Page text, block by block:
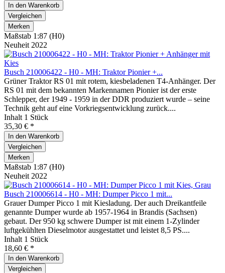
In den Warenkorb
Vergleichen
Merken
Maßstab 1:87 (H0)
Neuheit 2022
Busch 210006422 - H0 - MH: Traktor Pionier +...
Grüner Traktor RS 01 mit rotem, kiesbeladenen T4-Anhänger. Der
RS 01 mit dem bekannten Markennamen Pionier ist der erste
Schlepper, der 1949 - 1959 in der DDR produziert wurde – seine
Technik geht auf eine Vorkriegsentwicklung zurück....
Inhalt 1 Stück
35,30 € *
In den Warenkorb
Vergleichen
Merken
Maßstab 1:87 (H0)
Neuheit 2022
Busch 210006614 - H0 - MH: Dumper Picco 1 mit...
Grauer Dumper Picco 1 mit Kiesladung. Der auch Dreikantfeile
genannte Dumper wurde ab 1957-1964 in Brandis (Sachsen)
gebaut. Der 950 kg schwere Dumper ist mit einem 1-Zylinder
luftgekühlten Dieselmotor ausgestattet und leistet 8,5 PS....
Inhalt 1 Stück
18,60 € *
In den Warenkorb
Vergleichen